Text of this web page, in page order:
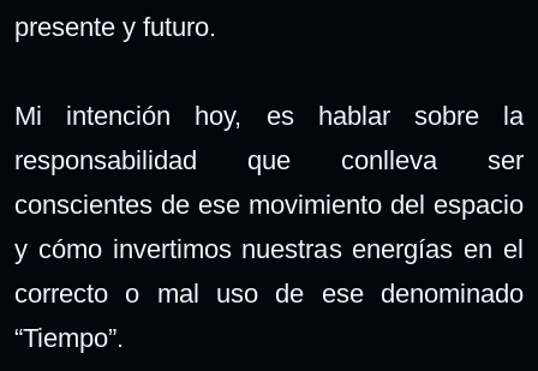
presente y futuro.
Mi intención hoy, es hablar sobre la
responsabilidad que conlleva ser
conscientes de ese movimiento del espacio
y cómo invertimos nuestras energías en el
correcto o mal uso de ese denominado
“Tiempo”.